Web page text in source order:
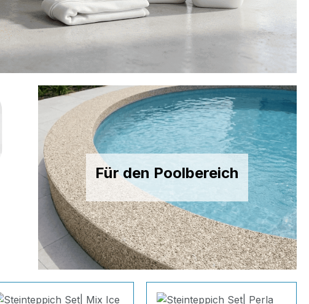
Für den Poolbereich